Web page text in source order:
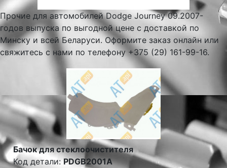
Прочие для автомобилей Dodge Journey 09.2007-
годов выпуска по выгодной цене с доставкой по
Минску и всей Беларуси. Оформите заказ онлайн или
свяжитесь с нами по телефону +375 (29) 161-99-16.
Бачок для стеклоочистителя
Код детали: PDGB2001A